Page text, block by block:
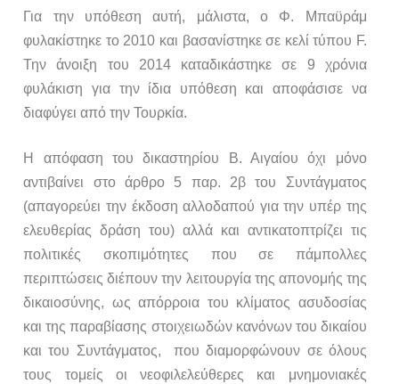
Για την υπόθεση αυτή, μάλιστα, ο Φ. Μπαϋράμ
φυλακίστηκε το 2010 και βασανίστηκε σε κελί τύπου F.
Την άνοιξη του 2014 καταδικάστηκε σε 9 χρόνια
φυλάκιση για την ίδια υπόθεση και αποφάσισε να
διαφύγει από την Τουρκία.
Η απόφαση του δικαστηρίου Β. Αιγαίου όχι μόνο
αντιβαίνει στο άρθρο 5 παρ. 2β του Συντάγματος
(απαγορεύει την έκδοση αλλοδαπού για την υπέρ της
ελευθερίας δράση του) αλλά και αντικατοπτρίζει τις
πολιτικές σκοπιμότητες που σε πάμπολλες
περιπτώσεις διέπουν την λειτουργία της απονομής της
δικαιοσύνης, ως απόρροια του κλίματος ασυδοσίας
και της παραβίασης στοιχειωδών κανόνων του δικαίου
και του Συντάγματος, που διαμορφώνουν σε όλους
τους τομείς οι νεοφιλελεύθερες και μνημονιακές